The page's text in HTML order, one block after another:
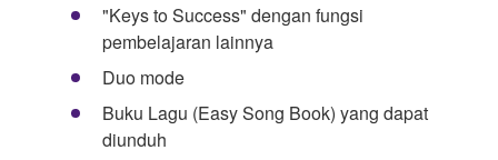
"Keys to Success" dengan fungsi
pembelajaran lainnya
Duo mode
Buku Lagu (Easy Song Book) yang dapat
diunduh